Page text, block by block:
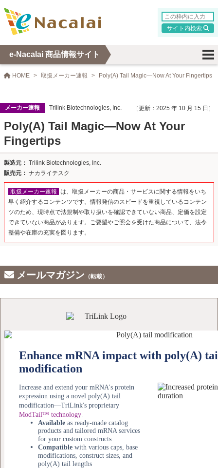
検索
e-Nacalai 商品情報サイト
HOME 取扱メーカー速報 Poly(A) Tail Magic—Now At Your Fingertips
メーカー速報 Trilink Biotechnologies, Inc. 2025 年 10 月 15 日
Poly(A) Tail Magic—Now At Your
Fingertips
Trilink Biotechnologies, Inc.
ナカライテスク
取扱メーカー速報 は、取扱メーカーの商品・サービスに関する情報をいち
早く紹介するコンテンツです。情報発信のスピードを重視しているコンテン
ツのため、現時点で法規制や取り扱いを確認できていない商品、定価を設定
できていない商品があります。ご要望やご照会を受けた商品について、法令
整備や在庫の充実を図ります。
メールマガジン （転載）
Enhance mRNA impact with poly(A)
modification
Increase and extend your mRNA's protein
expression using a novel poly(A) tail
modification—TriLink's proprietary
ModTail™ technology.
Available as ready-made catalog
products and tailored mRNA services
for your custom constructs
Compatible with various caps, base
modifications, construct sizes, and
poly(A) tail lengths